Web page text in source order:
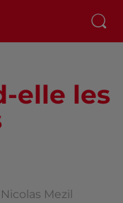
elle les
Mezil